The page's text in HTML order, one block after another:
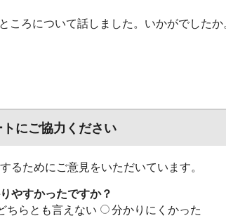
ころについて話しました。いかがでした
にご協力ください
るためにご意見をいただいています。
やすかったですか？
ちらとも言えない
分かりにくかった